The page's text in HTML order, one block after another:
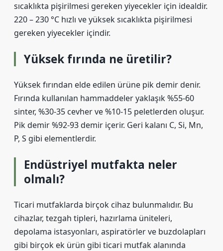
sıcaklıkta pişirilmesi gereken yiyecekler için idealdir.
220 – 230 °C hızlı ve yüksek sıcaklıkta pişirilmesi
gereken yiyecekler içindir.
Yüksek fırında ne üretilir?
Yüksek fırından elde edilen ürüne pik demir denir.
Fırında kullanılan hammaddeler yaklaşık %55-60
sinter, %30-35 cevher ve %10-15 peletlerden oluşur.
Pik demir %92-93 demir içerir. Geri kalanı C, Si, Mn,
P, S gibi elementlerdir.
Endüstriyel mutfakta neler
olmalı?
Ticari mutfaklarda birçok cihaz bulunmalıdır. Bu
cihazlar, tezgah tipleri, hazırlama üniteleri,
depolama istasyonları, aspiratörler ve buzdolapları
gibi birçok ek ürün gibi ticari mutfak alanında